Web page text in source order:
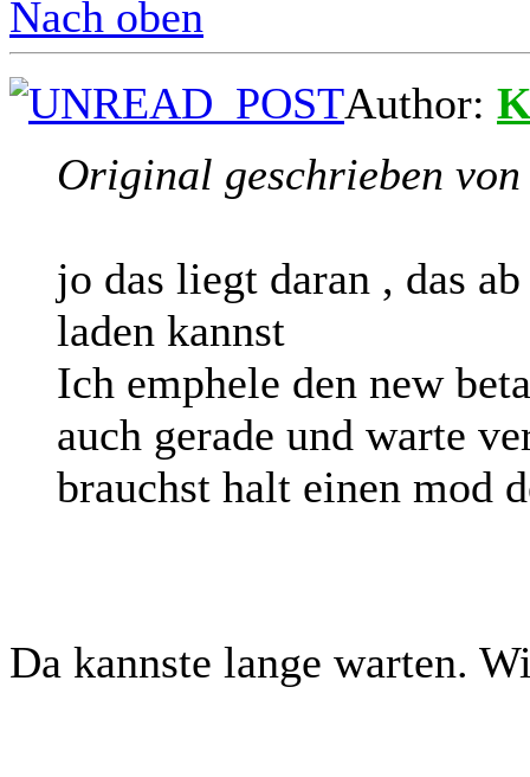
Nach oben
Author:
Original geschrieben von
jo das liegt daran , das
laden kannst
Ich emphele den new
auch gerade und warte
brauchst halt einen mod
Da kannste lange warten.